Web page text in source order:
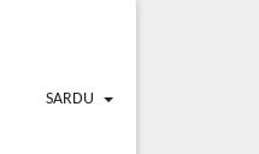
SARDU